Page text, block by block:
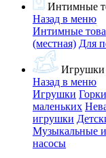
Интимные
Назад в меню
Интимные
(местная) Для
Игрушки
Назад в меню
Игрушки
маленьких
игрушки
Музыкальные
насосы